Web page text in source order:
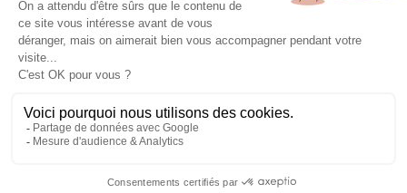
Simulateurs
Mouvement
Teambuilding
Mentions légales
Politique de confidentialité